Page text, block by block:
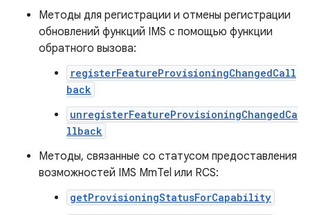
Методы для регистрации и отмены регистрации
обновлений функций IMS с помощью функции
обратного вызова:
registerFeatureProvisioningChangedCall
back
unregisterFeatureProvisioningChangedCa
llback
Методы, связанные со статусом предоставления
возможностей IMS MmTel или RCS:
getProvisioningStatusForCapability